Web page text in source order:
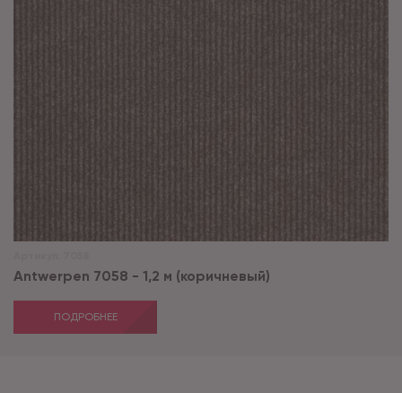
Antwerpen 7058 - 1,2 м (коричневый)
ПОДРОБНЕЕ